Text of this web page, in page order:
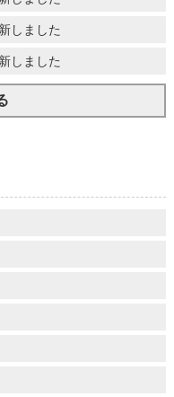
しました
しました